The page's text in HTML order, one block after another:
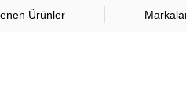
Ürünler